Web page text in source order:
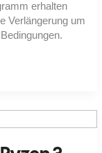
erhalten
Verlängerung um